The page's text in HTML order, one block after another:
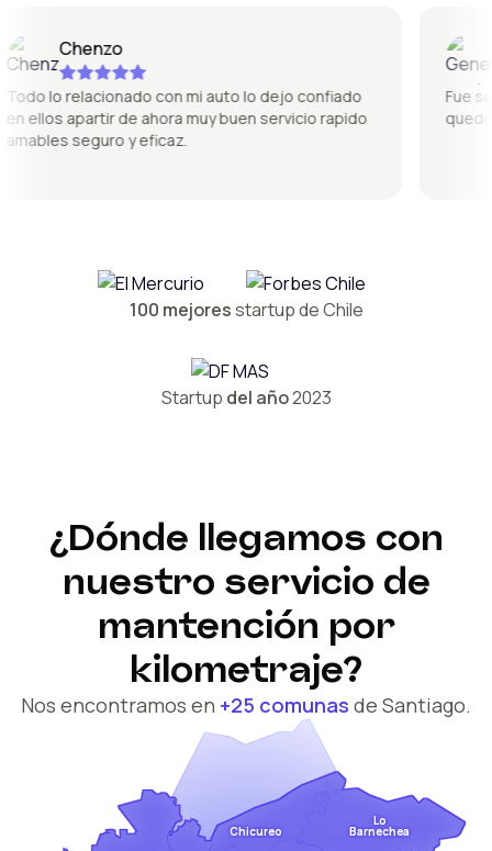
Chenzo
lo relacionado con mi auto lo dejo confiado
ellos apartir de ahora muy buen servicio rapido
seguro y eficaz.
Fue
quedó
100 mejoresstartup de Chile
Startup del año2023
Chicureo
Lo
Barnechea
¿Dónde llegamos con
nuestro servicio de
mantención por
kilometraje?
Nos encontramos en +25 comunas de Santiago.